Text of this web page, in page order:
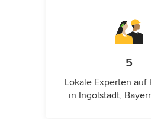
5
Lokale Experten auf
in Ingolstadt,